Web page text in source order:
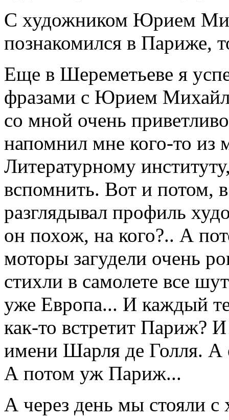
С художником Юрием
познакомился в Париже,
Еще в Шереметьеве я
фразами с Юрием
со мной очень
напомнил мне кого-то
Литературному
вспомнить. Вот и потом,
разглядывал профиль
он похож, на кого?.. А
моторы загудели очень
стихли в самолете все
уже Европа... И каждый
как-то встретит Париж? И
имени Шарля де Голля. А
А потом уж Париж...
А через день мы стояли